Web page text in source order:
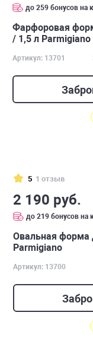
до 259 бонусов на
Фарфоровая
/ 1,5 л Parmigiano
Артикул: 13701
5 1 отзыв
2 190 руб.
до 219 бонусов на
Овальная форма
Parmigiano
Артикул: 13700